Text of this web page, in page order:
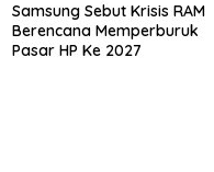
Samsung Sebut Krisis RAM
Berencana Memperburuk
Pasar HP Ke 2027